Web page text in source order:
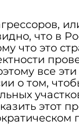
что в
что это
все эти
о том,
этот